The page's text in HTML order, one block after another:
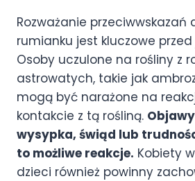
Rozważanie przeciwwskazań
rumianku jest kluczowe
Osoby uczulone na rośliny z
astrowatych, takie jak
mogą być narażone na
kontakcie z tą rośliną.
wysypka, świąd lub
to możliwe reakcje. Kobiety
dzieci również powinny